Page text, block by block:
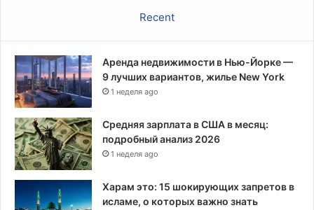
е
о
п
е
к
у
н
а
Recent
Аренда недвижимости в Нью-Йорке —
9 лучших вариантов, жилье New York
1 неделя ago
Средняя зарплата в США в месяц:
подробный анализ 2026
1 неделя ago
Харам это: 15 шокирующих запретов в
исламе, о которых важно знать